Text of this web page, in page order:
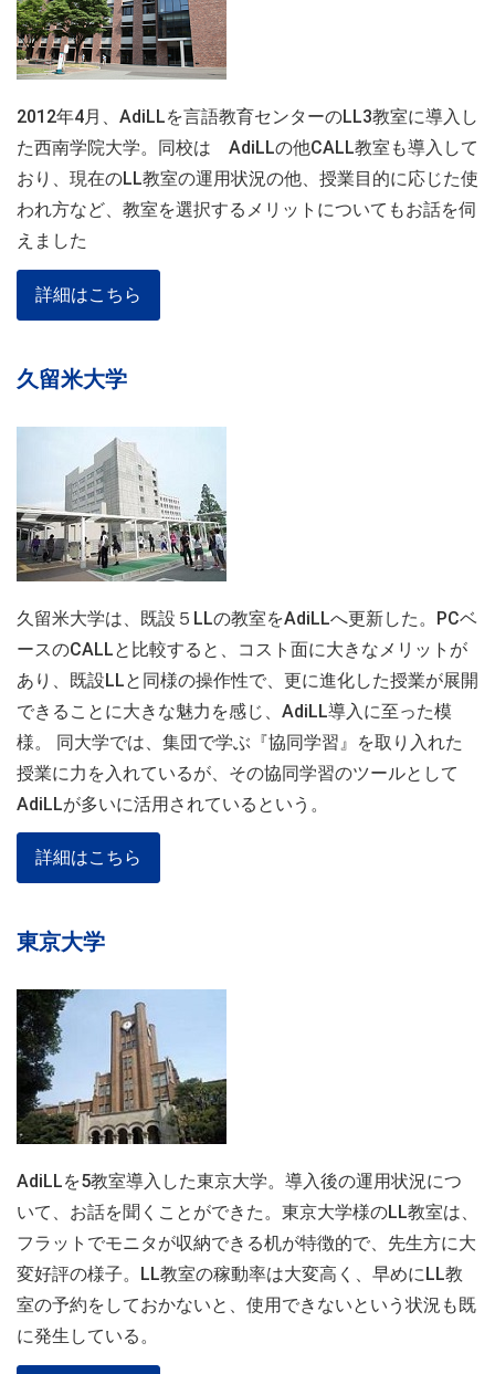
2012年4月、AdiLLを言語教育センターのLL3教室に導入し
た西南学院大学。同校は AdiLLの他CALL教室も導入して
おり、現在のLL教室の運用状況の他、授業目的に応じた使
われ方など、教室を選択するメリットについてもお話を伺
えました
詳細はこちら
久留米大学
久留米大学は、既設５LLの教室をAdiLLへ更新した。PCベ
ースのCALLと比較すると、コスト面に大きなメリットが
あり、既設LLと同様の操作性で、更に進化した授業が展開
できることに大きな魅力を感じ、AdiLL導入に至った模
様。 同大学では、集団で学ぶ『協同学習』を取り入れた
授業に力を入れているが、その協同学習のツールとして
AdiLLが多いに活用されているという。
詳細はこちら
東京大学
AdiLLを5教室導入した東京大学。導入後の運用状況につ
いて、お話を聞くことができた。東京大学様のLL教室は、
フラットでモニタが収納できる机が特徴的で、先生方に大
変好評の様子。LL教室の稼動率は大変高く、早めにLL教
室の予約をしておかないと、使用できないという状況も既
に発生している。